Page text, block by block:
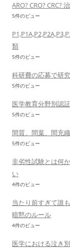
ARO? CRO? CRC?
5件のビュー
類
5件のビュー
科研費の応募で研
5件のビュー
医学教育分野別認
5件のビュー
間質、間葉、間充
5件のビュー
非劣性試験とは何
い
4件のビュー
当たり前すぎて誰
暗黙のルール
4件のビュー
医学における泣